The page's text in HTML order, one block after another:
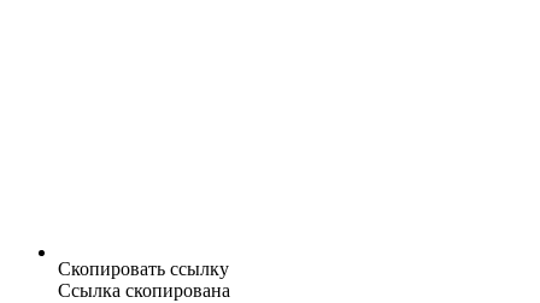
Скопировать ссылку
Ссылка скопирована